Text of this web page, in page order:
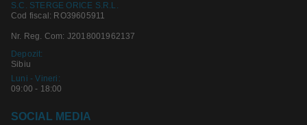
S.C. STERGE ORICE S.R.L.
Cod fiscal: RO39605911
Nr. Reg. Com: J2018001962137
Depozit:
Sibiu
Luni - Vineri:
09:00 - 18:00
SOCIAL MEDIA